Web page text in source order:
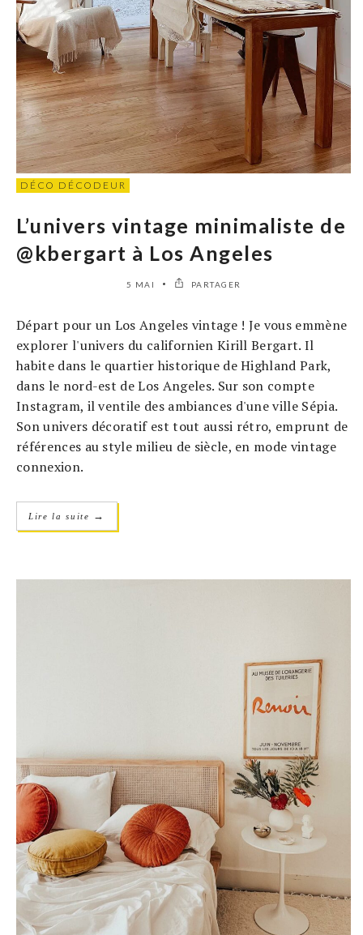
DÉCO DÉCODEUR
L’univers vintage minimaliste de
@kbergart à Los Angeles
5 MAI PARTAGER
Départ pour un Los Angeles vintage ! Je vous emmène
explorer l'univers du californien Kirill Bergart. Il
habite dans le quartier historique de Highland Park,
dans le nord-est de Los Angeles. Sur son compte
Instagram, il ventile des ambiances d'une ville Sépia.
Son univers décoratif est tout aussi rétro, emprunt de
références au style milieu de siècle, en mode vintage
connexion.
Lire la suite →